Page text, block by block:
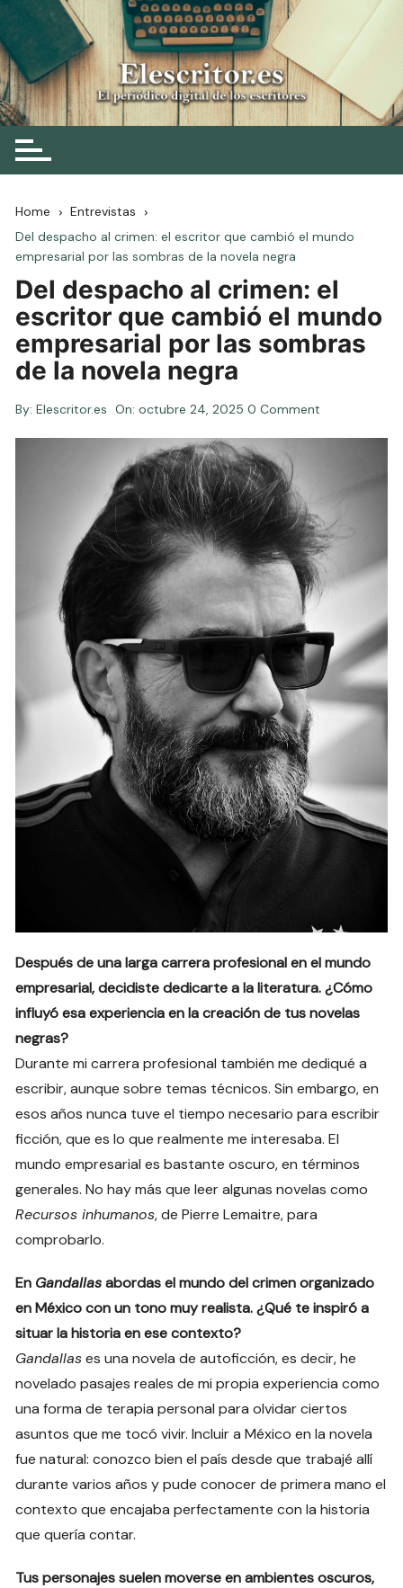
Skip
to
content
Elescritor.es
El periódico digital de los escritores
Home
Entrevistas
Del despacho al crimen: el escritor que cambió el mundo
empresarial por las sombras de la novela negra
Del despacho al crimen: el
escritor que cambió el mundo
empresarial por las sombras
de la novela negra
By: Elescritor.es On:octubre 24, 2025 0 Comment
Después de una larga carrera profesional en el mundo
empresarial, decidiste dedicarte a la literatura. ¿Cómo
influyó esa experiencia en la creación de tus novelas
negras?
Durante mi carrera profesional también me dediqué a
escribir, aunque sobre temas técnicos. Sin embargo, en
esos años nunca tuve el tiempo necesario para escribir
ficción, que es lo que realmente me interesaba. El
mundo empresarial es bastante oscuro, en términos
generales. No hay más que leer algunas novelas como
Recursos inhumanos, de Pierre Lemaitre, para
comprobarlo.
En Gandallasabordas el mundo del crimen organizado
en México con un tono muy realista. ¿Qué te inspiró a
situar la historia en ese contexto?
Gandallases una novela de autoficción, es decir, he
novelado pasajes reales de mi propia experiencia como
una forma de terapia personal para olvidar ciertos
asuntos que me tocó vivir. Incluir a México en la novela
fue natural: conozco bien el país desde que trabajé allí
durante varios años y pude conocer de primera mano el
contexto que encajaba perfectamente con la historia
que quería contar.
Tus personajes suelen moverse en ambientes oscuros,